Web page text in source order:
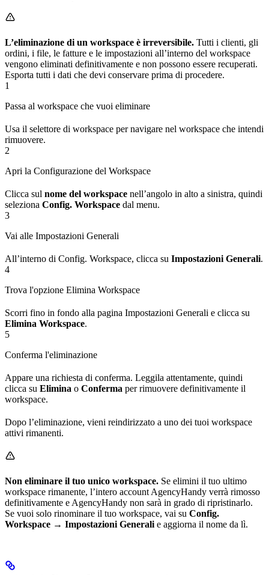
L’eliminazione di un workspace è irreversibile. Tutti i clienti, gli
ordini, i file, le fatture e le impostazioni all’interno del workspace
vengono eliminati definitivamente e non possono essere recuperati.
Esporta tutti i dati che devi conservare prima di procedere.
1
Passa al workspace che vuoi eliminare
Usa il selettore di workspace per navigare nel workspace che intendi
rimuovere.
2
Apri la Configurazione del Workspace
Clicca sul nome del workspace nell’angolo in alto a sinistra, quindi
seleziona Config. Workspace dal menu.
3
Vai alle Impostazioni Generali
All’interno di Config. Workspace, clicca su Impostazioni Generali.
4
Trova l'opzione Elimina Workspace
Scorri fino in fondo alla pagina Impostazioni Generali e clicca su
Elimina Workspace.
5
Conferma l'eliminazione
Appare una richiesta di conferma. Leggila attentamente, quindi
clicca su Elimina o Conferma per rimuovere definitivamente il
workspace.
Dopo l’eliminazione, vieni reindirizzato a uno dei tuoi workspace
attivi rimanenti.
Non eliminare il tuo unico workspace. Se elimini il tuo ultimo
workspace rimanente, l’intero account AgencyHandy verrà rimosso
definitivamente e AgencyHandy non sarà in grado di ripristinarlo.
Se vuoi solo rinominare il tuo workspace, vai su Config.
Workspace → Impostazioni Generali e aggiorna il nome da lì.